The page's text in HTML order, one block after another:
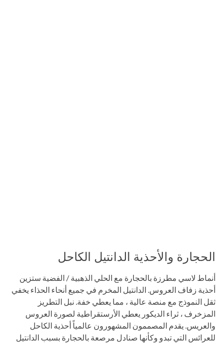
الحجارة والأحذية الدانتيل الكاحل
أنماط لاسي مطرزة بالحجارة مع الحلي الذهبية / الفضية ستزين
أحذية زفاف العروس. الدانتيل المخرم في جميع أنحاء الحذاء يخفي
ثقل النموذج مع منصة عالية ، مما يعطي خفة. نبل التطريز
المزخرف ، ثراء الديكور يعطي الأرستقراطية لصورة العروس
والعريس. يقدم المصممون المشهورون عالمياً أحذية الكاحل
للعرائس التي تبدو وكأنها صنادل مرصعة بالحجارة بسبب الدانتيل